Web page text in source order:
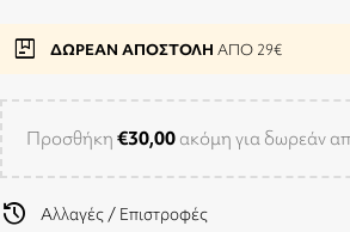
package ΔΩΡΕΑΝ ΑΠΟΣΤΟΛΗ ΑΠΟ 29€
Προσθήκη €30,00 ακόμη για δωρεάν
history Αλλαγές / Επιστροφές